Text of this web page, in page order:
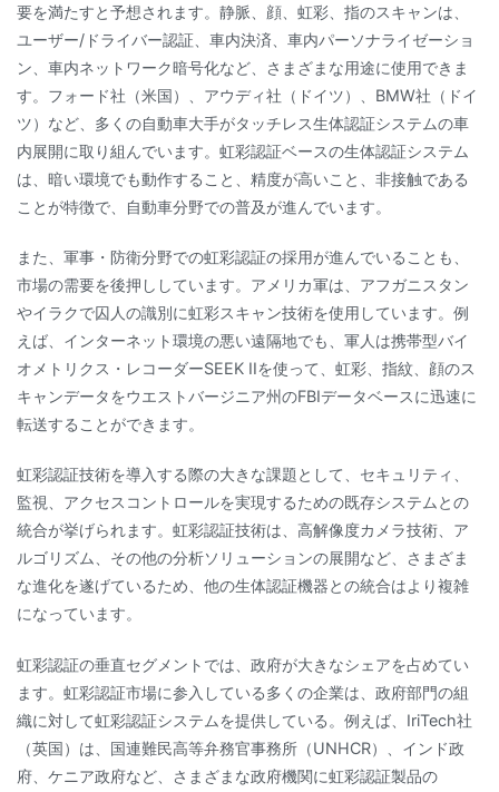
要を満たすと予想されます。静脈、顔、虹彩、指のスキャンは、
ユーザー/ドライバー認証、車内決済、車内パーソナライゼーショ
ン、車内ネットワーク暗号化など、さまざまな用途に使用できま
す。フォード社（米国）、アウディ社（ドイツ）、BMW社（ドイ
ツ）など、多くの自動車大手がタッチレス生体認証システムの車
内展開に取り組んでいます。虹彩認証ベースの生体認証システム
は、暗い環境でも動作すること、精度が高いこと、非接触である
ことが特徴で、自動車分野での普及が進んでいます。
また、軍事・防衛分野での虹彩認証の採用が進んでいることも、
市場の需要を後押ししています。アメリカ軍は、アフガニスタン
やイラクで囚人の識別に虹彩スキャン技術を使用しています。例
えば、インターネット環境の悪い遠隔地でも、軍人は携帯型バイ
オメトリクス・レコーダーSEEK IIを使って、虹彩、指紋、顔のス
キャンデータをウエストバージニア州のFBIデータベースに迅速に
転送することができます。
虹彩認証技術を導入する際の大きな課題として、セキュリティ、
監視、アクセスコントロールを実現するための既存システムとの
統合が挙げられます。虹彩認証技術は、高解像度カメラ技術、ア
ルゴリズム、その他の分析ソリューションの展開など、さまざま
な進化を遂げているため、他の生体認証機器との統合はより複雑
になっています。
虹彩認証の垂直セグメントでは、政府が大きなシェアを占めてい
ます。虹彩認証市場に参入している多くの企業は、政府部門の組
織に対して虹彩認証システムを提供している。例えば、IriTech社
（英国）は、国連難民高等弁務官事務所（UNHCR）、インド政
府、ケニア政府など、さまざまな政府機関に虹彩認証製品の